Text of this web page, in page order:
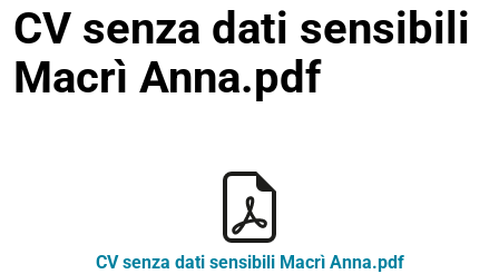
CV senza dati sensibili
Macrì Anna.pdf
CV senza dati sensibili Macrì Anna.pdf